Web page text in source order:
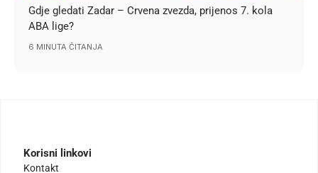
Gdje gledati Zadar – Crvena zvezda, prijenos 7. kola
ABA lige?
6 MINUTA ČITANJA
Korisni linkovi
Kontakt